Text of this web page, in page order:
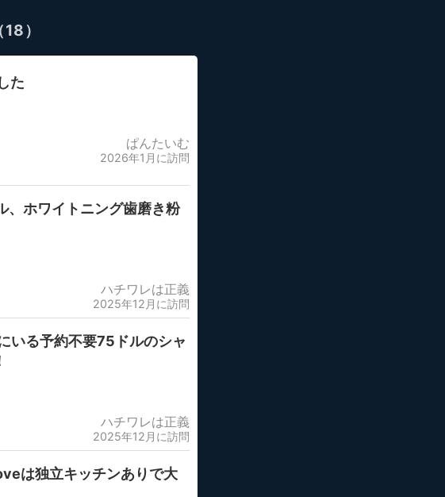
）
た
ぱんたいむ
2026年1月に訪問
、ホワイトニング歯磨き粉
ハチワレは正義
2025年12月に訪問
いる予約不要75ドルのシャ
ハチワレは正義
2025年12月に訪問
は独立キッチンありで大